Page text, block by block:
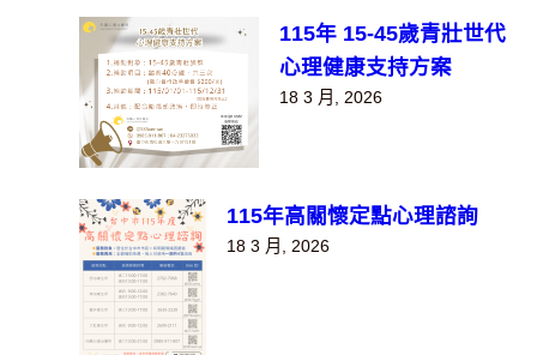
115年 15-45歲青壯世代
心理健康支持方案
18 3 月, 2026
115年高關懷定點心理諮詢
18 3 月, 2026